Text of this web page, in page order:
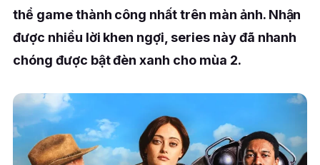
thể game thành công nhất trên màn ảnh. Nhận
được nhiều lời khen ngợi, series này đã nhanh
chóng được bật đèn xanh cho mùa 2.